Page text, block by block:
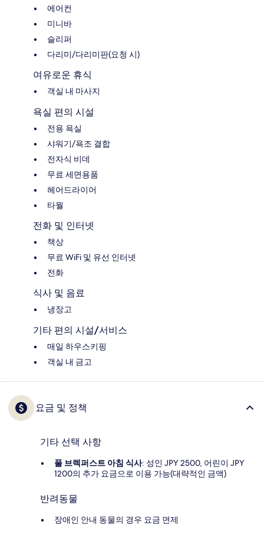
에어컨
미니바
슬리퍼
다리미/다리미판(요청 시)
여유로운 휴식
객실 내 마사지
욕실 편의 시설
전용 욕실
샤워기/욕조 결합
전자식 비데
무료 세면용품
헤어드라이어
타월
전화 및 인터넷
책상
무료 WiFi 및 유선 인터넷
전화
식사 및 음료
냉장고
기타 편의 시설/서비스
매일 하우스키핑
객실 내 금고
요금 및 정책
기타 선택 사항
풀 브렉퍼스트 아침 식사: 성인 JPY 2500, 어린이 JPY
1200의 추가 요금으로 이용 가능(대략적인 금액)
반려동물
장애인 안내 동물의 경우 요금 면제